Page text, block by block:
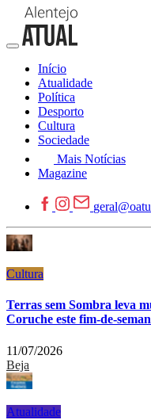
Início
Atualidade
Política
Desporto
Cultura
Sociedade
Mais Notícias
Magazine
Cultura
Terras sem Sombra leva
Coruche este fim-de-
11/07/2026
Beja
Atualidade